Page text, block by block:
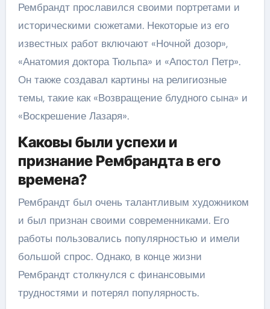
Рембрандт прославился своими портретами и
историческими сюжетами. Некоторые из его
известных работ включают «Ночной дозор»,
«Анатомия доктора Тюльпа» и «Апостол Петр».
Он также создавал картины на религиозные
темы, такие как «Возвращение блудного сына» и
«Воскрешение Лазаря».
Каковы были успехи и
признание Рембрандта в его
времена?
Рембрандт был очень талантливым художником
и был признан своими современниками. Его
работы пользовались популярностью и имели
большой спрос. Однако, в конце жизни
Рембрандт столкнулся с финансовыми
трудностями и потерял популярность.